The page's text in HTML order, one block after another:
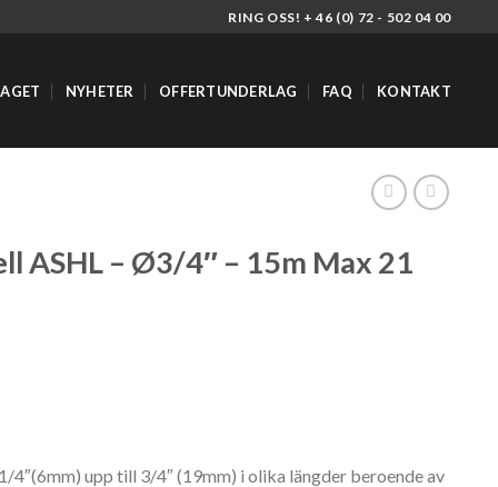
RING OSS! + 46 (0) 72 - 502 04 00
NYHETER OFFERTUNDERLAG FAQ KONTAKT
ASHL – Ø3/4″ – 15m Max 21
4″(6mm) upp till 3/4″ (19mm) i olika längder beroende av